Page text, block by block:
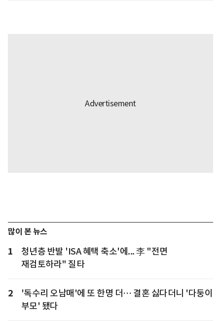
많이 본 뉴스
1
청년층 반발 'ISA 혜택 축소'에... 李 "전면
재검토하라" 질타
2
'독수리 오남매'에 또 한명 더… 결혼 싫다더니 '다둥이
부모' 됐다